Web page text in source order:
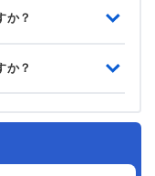
か？
か？